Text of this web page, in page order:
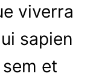
viverra
sapien
et